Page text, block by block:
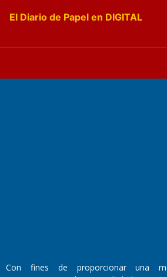
El Diario de Papel en DIGITAL
Con fines de proporcionar una